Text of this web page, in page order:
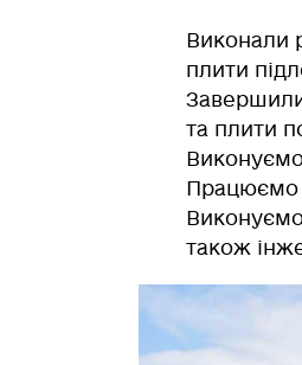
Виконали
плити
та плити
Працюємо
також